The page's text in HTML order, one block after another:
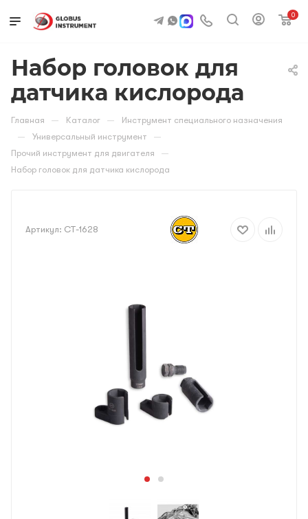
0
Набор головок для
датчика кислорода
Главная — Каталог — Инструмент специального назначения
— Универсальный инструмент —
Прочий инструмент для двигателя —
Набор головок для датчика кислорода
Артикул: CT-1628